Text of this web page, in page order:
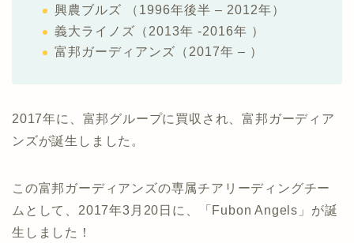
興農ブルズ （1996年後半 – 2012年）
義大ライノズ（2013年 -2016年 ）
富邦ガーディアンズ（2017年 – ）
2017年に、富邦グループに買収され、富邦ガーディア
ンズが誕生しました。
この富邦ガーディアンズの専属チアリーディングチー
ムとして、2017年3月20日に、「Fubon Angels」が誕
生しました！